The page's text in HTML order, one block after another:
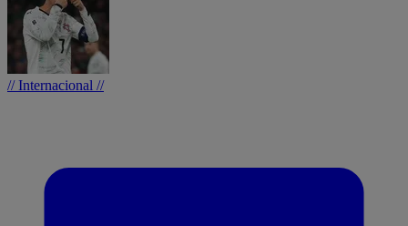
// Internacional //